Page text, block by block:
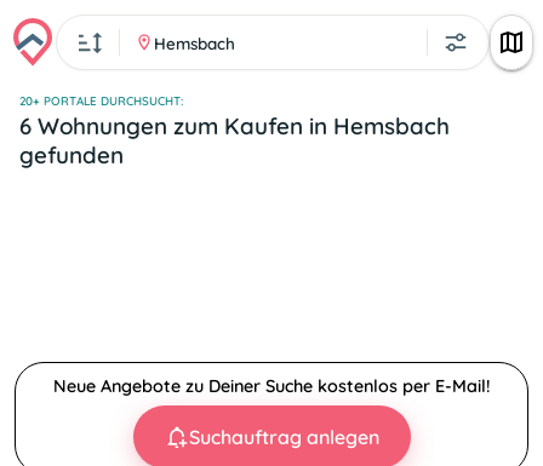
Hemsbach
20+ PORTALE DURCHSUCHT:
6 Wohnungen zum Kaufen in Hemsbach
gefunden
Neue Angebote zu Deiner Suche kostenlos per E-Mail!
Suchauftrag anlegen